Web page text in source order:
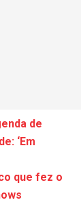
de
‘Em
que fez o